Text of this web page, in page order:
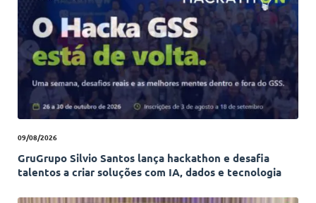
09/08/2026
GruGrupo Silvio Santos lança hackathon e desafia
talentos a criar soluções com IA, dados e tecnologia